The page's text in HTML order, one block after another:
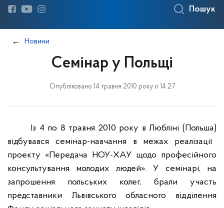
Пошук
Новини
Семінар у Польщі
Опубліковано 14 травня 2010 року о 14:27
Із 4 по 8 травня 2010 року в Любліні (Польша)
відбувався семінар-навчання в межах реалізації
проекту «Передача НОУ-ХАУ щодо професійного
консультування молодих людей». У семінарі, на
запрошення польських колег, брали участь
представники Львівського обласного відділення